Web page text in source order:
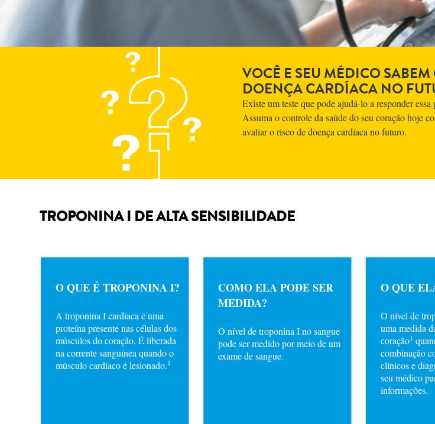
VOCÊ E SEU MÉDICO
DOENÇA CARDÍACA NO
Existe um teste que pode ajudá-lo a responder
Assuma o controle da saúde do seu coração hoje
avaliar o risco de doença cardíaca no futuro.
TROPONINA I DE ALTA SENSIBILIDADE
O QUE É TROPONINA I?
A troponina I cardíaca é uma
proteína presente nas células dos
músculos do coração. É liberada
na corrente sanguínea quando o
músculo cardíaco é lesionado.1
COMO ELA PODE SER
MEDIDA?
O nível de troponina I no sangue
pode ser medido por meio de um
exame de sangue.
O QUE
O nível de
uma medida
coração1
combinação
clínicos e
seu médico
informações.